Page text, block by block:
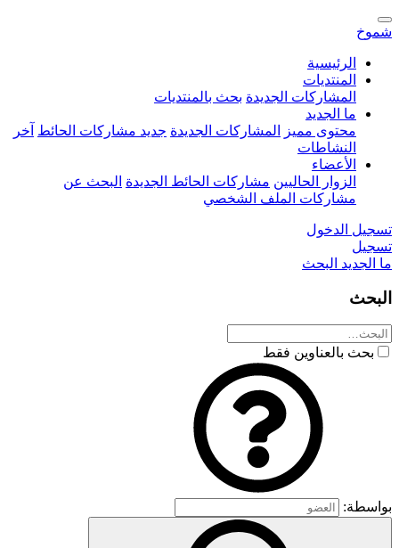
شموخ
الرئيسية
المنتديات
المشاركات الجديدة بحث بالمنتديات
ما الجديد
محتوى مميز
المشاركات الجديدة جديد مشاركات الحائط آخر
النشاطات
الأعضاء
الزوار الحاليين مشاركات الحائط الجديدة البحث عن
مشاركات الملف الشخصي
تسجيل الدخول
تسجيل
ما الجديد البحث
البحث
بحث بالعناوين فقط
بواسطة: